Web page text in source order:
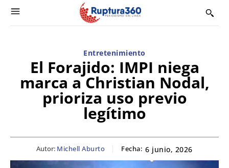
Entretenimiento
El Forajido: IMPI niega
marca a Christian Nodal,
prioriza uso previo
legítimo
Autor: Michell Aburto Fecha: 6 junio, 2026